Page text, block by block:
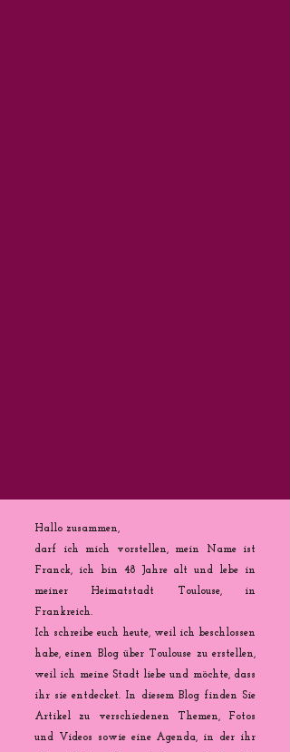
Hallo zusammen,
darf ich mich vorstellen, mein Name ist
Franck, ich bin 48 Jahre alt und lebe in
meiner Heimatstadt Toulouse, in
Frankreich.
Ich schreibe euch heute, weil ich beschlossen
habe, einen Blog über Toulouse zu erstellen,
weil ich meine Stadt liebe und möchte, dass
ihr sie entdecket. In diesem Blog finden Sie
Artikel zu verschiedenen Themen, Fotos
und Videos sowie eine Agenda, in der ihr